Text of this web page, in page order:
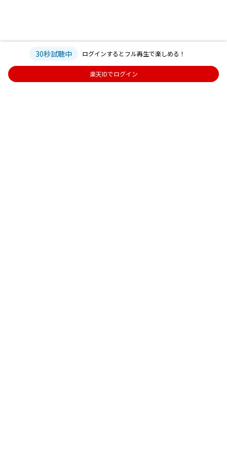
30秒試聴中 ログインするとフル再生で楽しめる！
楽天IDでログイン